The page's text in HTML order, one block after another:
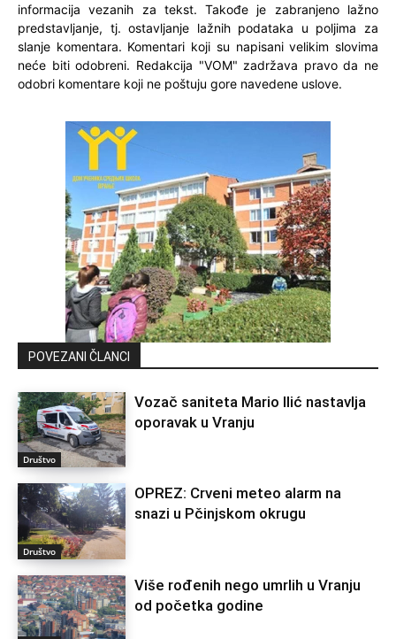
informacija vezanih za tekst. Takođe je zabranjeno lažno
predstavljanje, tj. ostavljanje lažnih podataka u poljima za
slanje komentara. Komentari koji su napisani velikim slovima
neće biti odobreni. Redakcija "VOM" zadržava pravo da ne
odobri komentare koji ne poštuju gore navedene uslove.
POVEZANI ČLANCI
Društvo
Vozač saniteta Mario Ilić nastavlja
oporavak u Vranju
Društvo
OPREZ: Crveni meteo alarm na
snazi u Pčinjskom okrugu
Više rođenih nego umrlih u Vranju
od početka godine